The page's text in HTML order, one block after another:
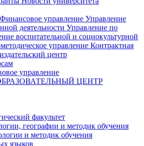
управление Управление
деятельности Управление по
воспитательной и социокультурной
управление Контрактная
центр
управление
ЦЕНТР
факультет
географии и методик обучения
и методик обучения
языков